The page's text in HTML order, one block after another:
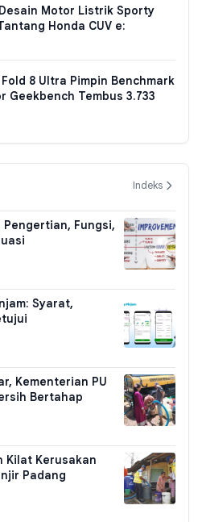
Motor Listrik Sporty
Honda CUV e:
8 Ultra Pimpin Benchmark
Geekbench Tembus 3.733
Indeks
Pengertian, Fungsi,
Syarat,
Kementerian PU
Bertahap
Kilat Kerusakan
Padang